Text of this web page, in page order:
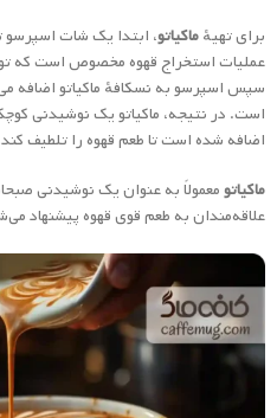
برای تهیهٔماکیاتو، ابتدا یک شات
عملیات استخراج قهوه مخصوص است که
سپس اسپرسو به نسکافهٔ ماکیاتو اضافه
است. در نتیجه، ماکیاتو یک نوشیدنی
اضافه شده است تا طعم قهوه را تلطیف
ماکیاتومعمولاً به عنوان یک نوشیدنی
علاقه‌مندان به طعم قوی قهوه پیشنهاد